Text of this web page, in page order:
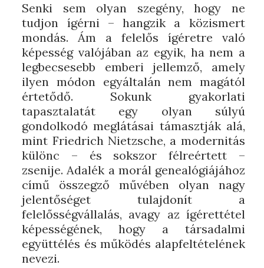
Senki sem olyan szegény, hogy ne
tudjon ígérni – hangzik a közismert
mondás. Ám a felelős ígéretre való
képesség valójában az egyik, ha nem a
legbecsesebb emberi jellemző, amely
ilyen módon egyáltalán nem magától
értetődő. Sokunk gyakorlati
tapasztalatát egy olyan súlyú
gondolkodó meglátásai támasztják alá,
mint Friedrich Nietzsche, a modernitás
különc – és sokszor félreértett –
zsenije. Adalék a morál genealógiájához
című összegző művében olyan nagy
jelentőséget tulajdonít a
felelősségvállalás, avagy az ígérettétel
képességének, hogy a társadalmi
együttélés és működés alapfeltételének
nevezi.